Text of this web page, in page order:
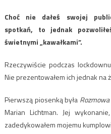
Choć nie dałeś swojej
spotkań, to jednak
świetnymi „kawałkami”.
Rzeczywiście podczas
Nie prezentowałem ich jednak
Pierwszą piosenką była
Marian Lichtman. Jej
zadedykowałem mojemu